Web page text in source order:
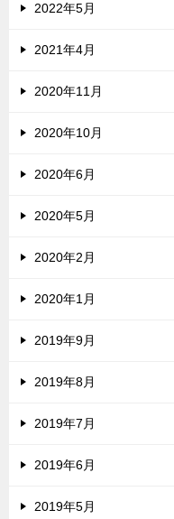
2022年5月
2021年4月
2020年11月
2020年10月
2020年6月
2020年5月
2020年2月
2020年1月
2019年9月
2019年8月
2019年7月
2019年6月
2019年5月